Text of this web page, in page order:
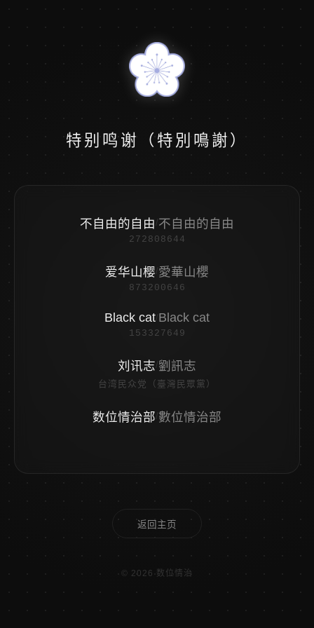
特别鸣谢（特別鳴謝）
不自由的自由 /不自由的自由
272808644
爱华山樱/愛華山櫻
873200646
Black cat/Black cat
153327649
刘讯志/劉訊志
台湾民众党（臺灣民眾黨）
数位情治部/數位情治部
返回主页
© 2026 数位情治